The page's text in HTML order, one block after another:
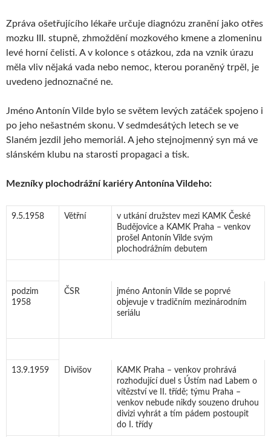
Zpráva ošetřujícího lékaře určuje diagnózu zranění jako otřes
mozku III. stupně, zhmoždění mozkového kmene a zlomeninu
levé horní čelisti. A v kolonce s otázkou, zda na vznik úrazu
měla vliv nějaká vada nebo nemoc, kterou poraněný trpěl, je
uvedeno jednoznačné ne.
Jméno Antonín Vilde bylo se světem levých zatáček spojeno i
po jeho nešastném skonu. V sedmdesátých letech se ve
Slaném jezdil jeho memoriál. A jeho stejnojmenný syn má ve
slánském klubu na starosti propagaci a tisk.
Mezníky plochodrážní kariéry Antonína Vildeho:
9.5.1958 Větřní
v utkání družstev mezi KAMK České
Budějovice a KAMK Praha – venkov
prošel Antonín Vilde svým
plochodrážním debutem
podzim
1958
ČSR
jméno Antonín Vilde se poprvé
objevuje v tradičním mezinárodním
seriálu
13.9.1959 Divišov
KAMK Praha – venkov prohrává
rozhodující duel s Ústím nad Labem o
vítězství ve II. třídě; týmu Praha –
venkov nebude nikdy souzeno druhou
divizi vyhrát a tím pádem postoupit
do I. třídy